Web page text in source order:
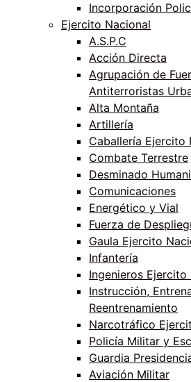
Incorporación
Ejercito Nacional
A.S.P.C
Acción Directa
Agrupación de
Antiterroristas
Alta Montaña
Artillería
Caballería Ejercito
Combate Terrestre
Desminado
Comunicaciones
Energético y Vial
Fuerza de
Gaula Ejercito
Infantería
Ingenieros Ejercito
Instrucción,
Reentrenamiento
Narcotráfico
Policía Militar y
Guardia
Aviación Militar